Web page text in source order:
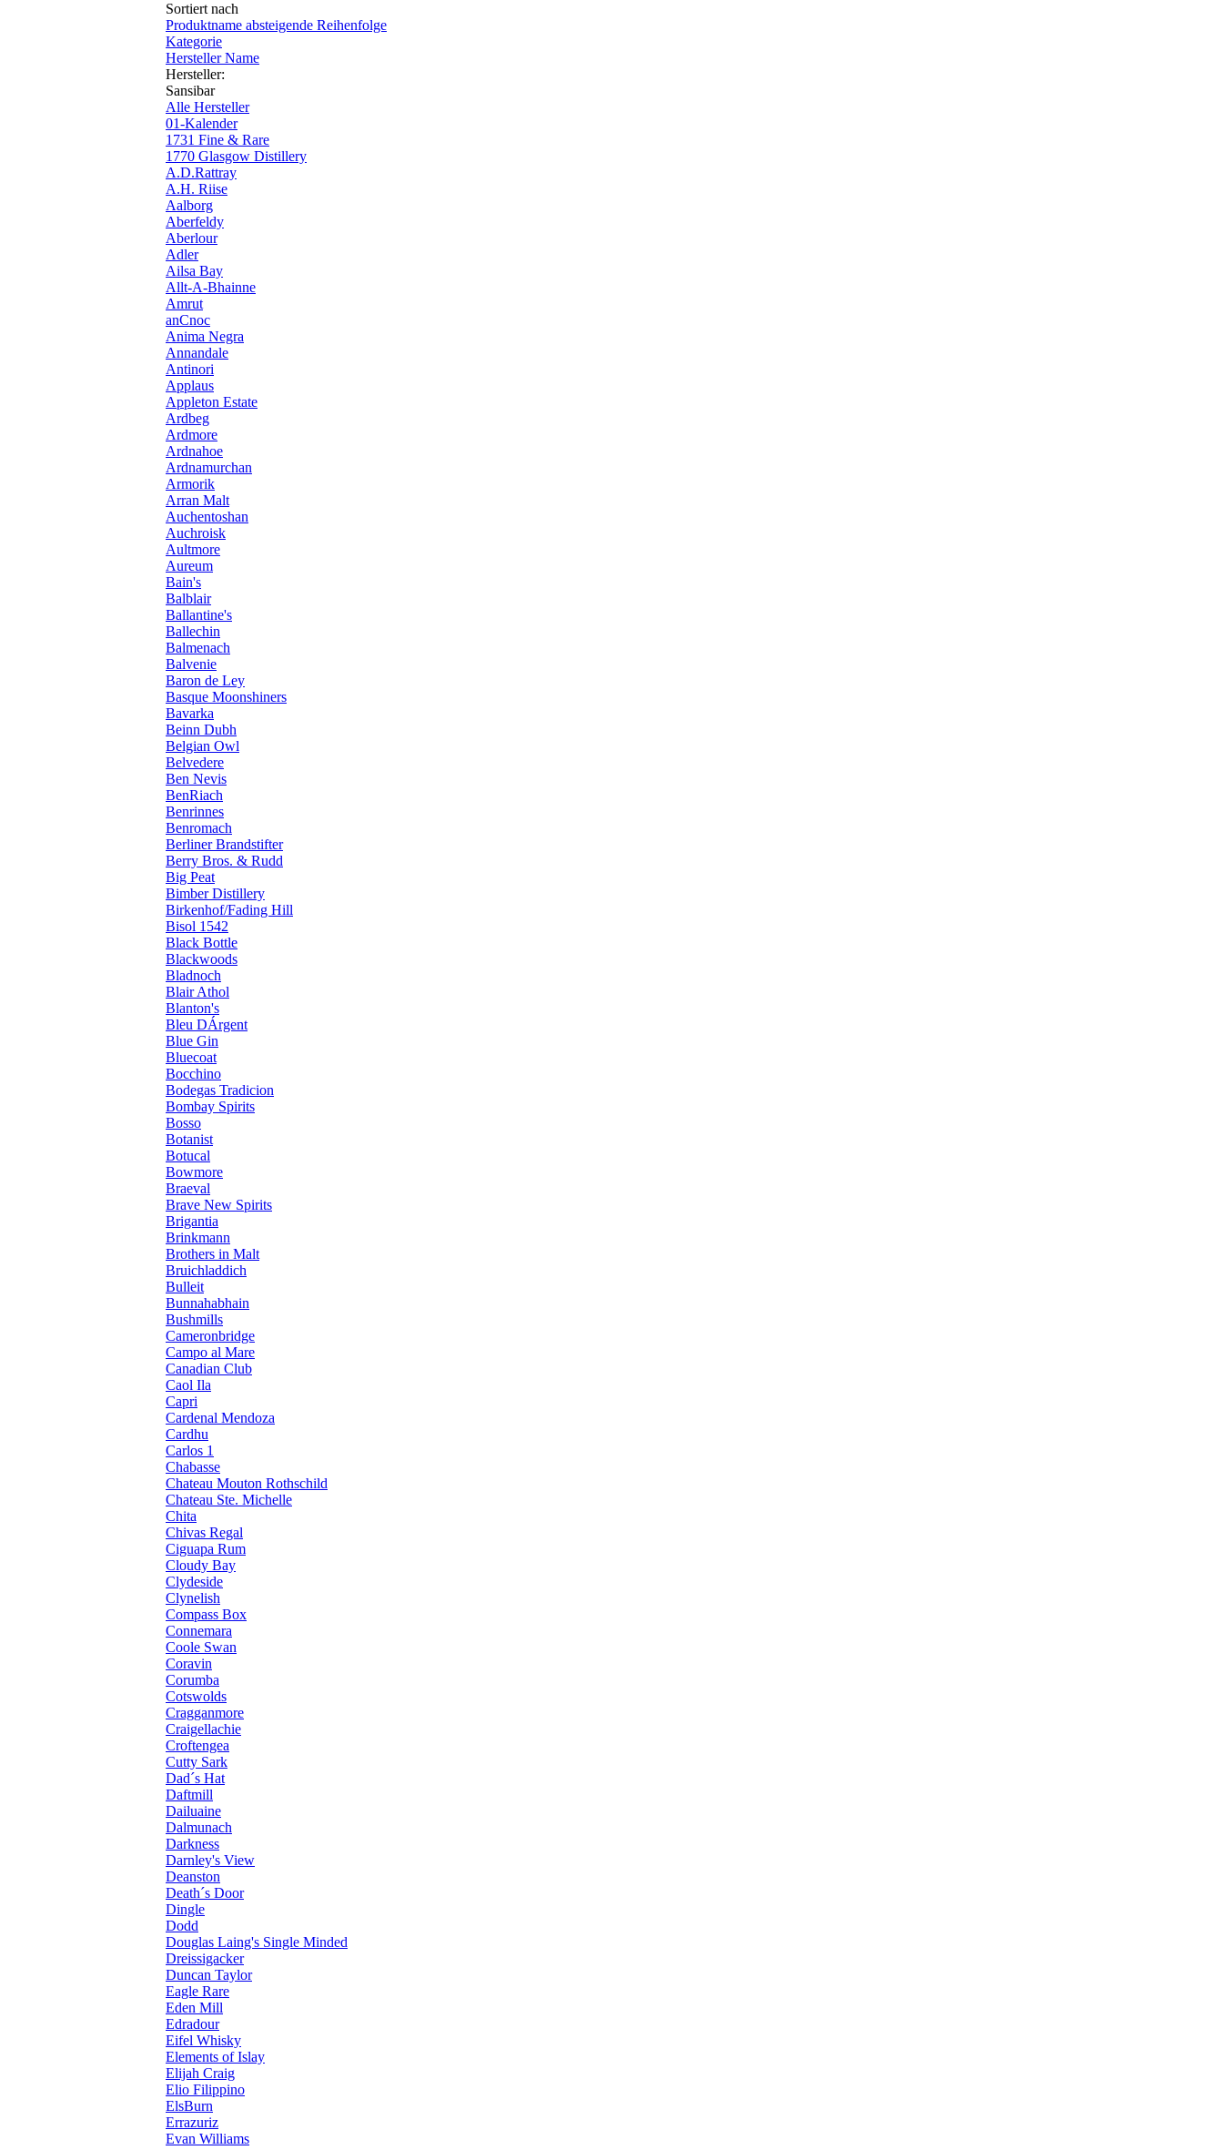
Sortiert nach
Produktname absteigende Reihenfolge
Kategorie
Hersteller Name
Hersteller:
Sansibar
Alle Hersteller
01-Kalender
1731 Fine & Rare
1770 Glasgow Distillery
A.D.Rattray
A.H. Riise
Aalborg
Aberfeldy
Aberlour
Adler
Ailsa Bay
Allt-A-Bhainne
Amrut
anCnoc
Anima Negra
Annandale
Antinori
Applaus
Appleton Estate
Ardbeg
Ardmore
Ardnahoe
Ardnamurchan
Armorik
Arran Malt
Auchentoshan
Auchroisk
Aultmore
Aureum
Bain's
Balblair
Ballantine's
Ballechin
Balmenach
Balvenie
Baron de Ley
Basque Moonshiners
Bavarka
Beinn Dubh
Belgian Owl
Belvedere
Ben Nevis
BenRiach
Benrinnes
Benromach
Berliner Brandstifter
Berry Bros. & Rudd
Big Peat
Bimber Distillery
Birkenhof/Fading Hill
Bisol 1542
Black Bottle
Blackwoods
Bladnoch
Blair Athol
Blanton's
Bleu DÁrgent
Blue Gin
Bluecoat
Bocchino
Bodegas Tradicion
Bombay Spirits
Bosso
Botanist
Botucal
Bowmore
Braeval
Brave New Spirits
Brigantia
Brinkmann
Brothers in Malt
Bruichladdich
Bulleit
Bunnahabhain
Bushmills
Cameronbridge
Campo al Mare
Canadian Club
Caol Ila
Capri
Cardenal Mendoza
Cardhu
Carlos 1
Chabasse
Chateau Mouton Rothschild
Chateau Ste. Michelle
Chita
Chivas Regal
Ciguapa Rum
Cloudy Bay
Clydeside
Clynelish
Compass Box
Connemara
Coole Swan
Coravin
Corumba
Cotswolds
Cragganmore
Craigellachie
Croftengea
Cutty Sark
Dad´s Hat
Daftmill
Dailuaine
Dalmunach
Darkness
Darnley's View
Deanston
Death´s Door
Dingle
Dodd
Douglas Laing's Single Minded
Dreissigacker
Duncan Taylor
Eagle Rare
Eden Mill
Edradour
Eifel Whisky
Elements of Islay
Elijah Craig
Elio Filippino
ElsBurn
Errazuriz
Evan Williams